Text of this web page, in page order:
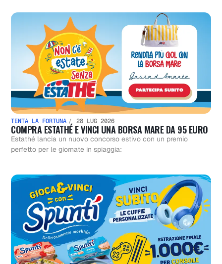
TENTA LA FORTUNA 28 LUG 2026
COMPRA ESTATHÉ E VINCI UNA BORSA MARE DA 95 EURO
Estathé lancia un nuovo concorso estivo con un premio
perfetto per le giornate in spiaggia: